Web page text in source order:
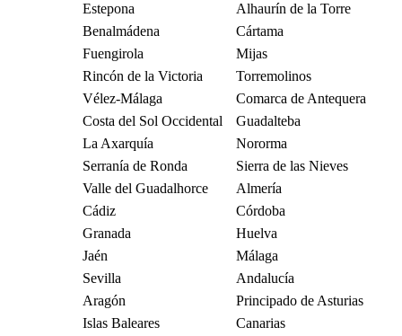
Estepona
Alhaurín de la Torre
Benalmádena
Cártama
Fuengirola
Mijas
Rincón de la Victoria
Torremolinos
Vélez-Málaga
Comarca de Antequera
Costa del Sol Occidental
Guadalteba
La Axarquía
Nororma
Serranía de Ronda
Sierra de las Nieves
Valle del Guadalhorce
Almería
Cádiz
Córdoba
Granada
Huelva
Jaén
Málaga
Sevilla
Andalucía
Aragón
Principado de Asturias
Islas Baleares
Canarias